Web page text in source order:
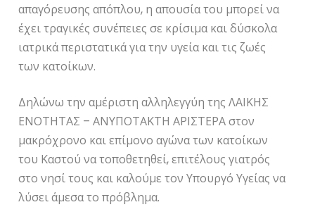
απαγόρευσης απόπλου, η απουσία του μπορεί να
έχει τραγικές συνέπειες σε κρίσιμα και δύσκολα
ιατρικά περιστατικά για την υγεία και τις ζωές
των κατοίκων.
Δηλώνω την αμέριστη αλληλεγγύη της ΛΑΙΚΗΣ
ΕΝΟΤΗΤΑΣ – ΑΝΥΠΟΤΑΚΤΗ ΑΡΙΣΤΕΡΑ στον
μακρόχρονο και επίμονο αγώνα των κατοίκων
του Καστού να τοποθετηθεί, επιτέλους γιατρός
στο νησί τους και καλούμε τον Υπουργό Υγείας να
λύσει άμεσα το πρόβλημα.